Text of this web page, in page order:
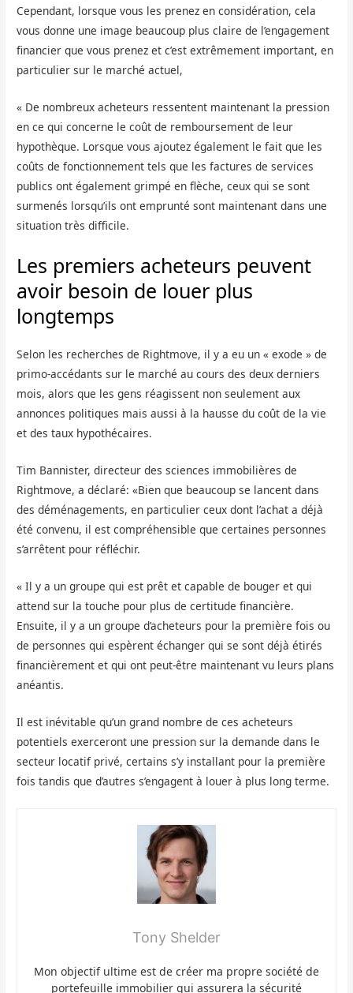
Cependant, lorsque vous les prenez en considération, cela
vous donne une image beaucoup plus claire de l’engagement
financier que vous prenez et c’est extrêmement important, en
particulier sur le marché actuel,
« De nombreux acheteurs ressentent maintenant la pression
en ce qui concerne le coût de remboursement de leur
hypothèque. Lorsque vous ajoutez également le fait que les
coûts de fonctionnement tels que les factures de services
publics ont également grimpé en flèche, ceux qui se sont
surmenés lorsqu’ils ont emprunté sont maintenant dans une
situation très difficile.
Les premiers acheteurs peuvent
avoir besoin de louer plus
longtemps
Selon les recherches de Rightmove, il y a eu un « exode » de
primo-accédants sur le marché au cours des deux derniers
mois, alors que les gens réagissent non seulement aux
annonces politiques mais aussi à la hausse du coût de la vie
et des taux hypothécaires.
Tim Bannister, directeur des sciences immobilières de
Rightmove, a déclaré: «Bien que beaucoup se lancent dans
des déménagements, en particulier ceux dont l’achat a déjà
été convenu, il est compréhensible que certaines personnes
s’arrêtent pour réfléchir.
« Il y a un groupe qui est prêt et capable de bouger et qui
attend sur la touche pour plus de certitude financière.
Ensuite, il y a un groupe d’acheteurs pour la première fois ou
de personnes qui espèrent échanger qui se sont déjà étirés
financièrement et qui ont peut-être maintenant vu leurs plans
anéantis.
Il est inévitable qu’un grand nombre de ces acheteurs
potentiels exerceront une pression sur la demande dans le
secteur locatif privé, certains s’y installant pour la première
fois tandis que d’autres s’engagent à louer à plus long terme.
Tony Shelder
Mon objectif ultime est de créer ma propre société de
portefeuille immobilier qui assurera la sécurité